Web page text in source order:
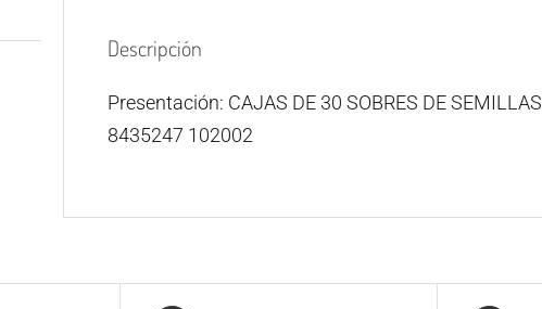
Descripción
Presentación: CAJAS DE 30 SOBRES DE SEMILLAS
8435247 102002